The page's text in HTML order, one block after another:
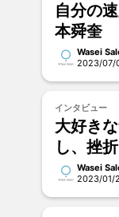
自分の
本舜奎
Wasei
2023/07/
インタビュー
大好き
し、挫
山千里
Wasei
2023/01/